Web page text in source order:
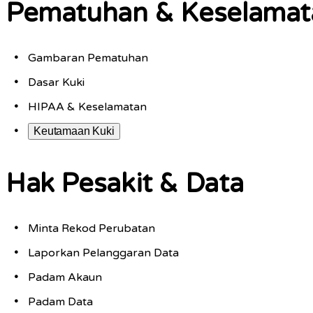
Pematuhan &
Gambaran Pematuhan
Dasar Kuki
HIPAA & Keselamatan
Keutamaan Kuki
Hak Pesakit & Data
Minta Rekod Perubatan
Laporkan Pelanggaran Data
Padam Akaun
Padam Data